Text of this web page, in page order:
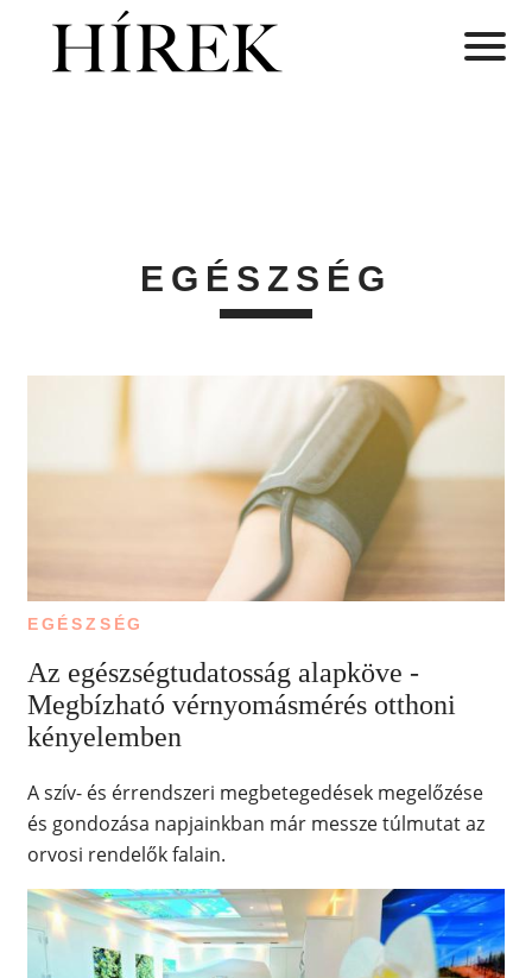
EGÉSZSÉG
EGÉSZSÉG
Az egészségtudatosság alapköve -
Megbízható vérnyomásmérés otthoni
kényelemben
A szív- és érrendszeri megbetegedések megelőzése
és gondozása napjainkban már messze túlmutat az
orvosi rendelők falain.